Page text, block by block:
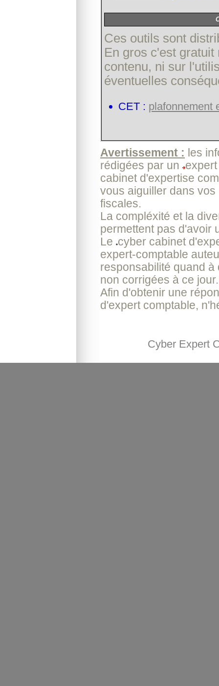
Ces outils sont
En gros c'est
contenu, ni sur
éventuelles
CET : plafonnement
Avertissement : les
rédigées par un
cabinet d'expertise
vous aiguiller dans
fiscales.
La compléxité et la
permettent pas d'avoir
Le cyber cabinet
expert-comptable
responsabilité quand
non corrigées à ce jour.
Afin d'obtenir une
d'expert comptable,
Cyber Expert